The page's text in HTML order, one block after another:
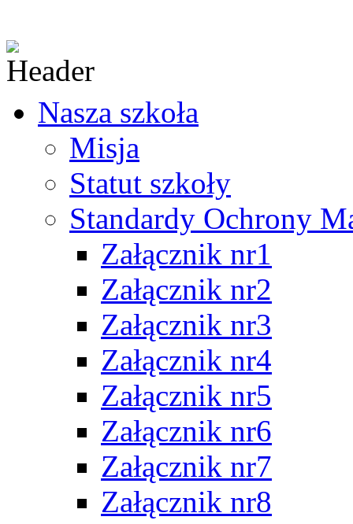
Nasza szkoła
Misja
Statut szkoły
Standardy Ochrony
Załącznik nr1
Załącznik nr2
Załącznik nr3
Załącznik nr4
Załącznik nr5
Załącznik nr6
Załącznik nr7
Załącznik nr8